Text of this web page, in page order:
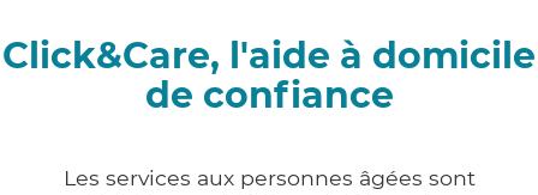
Click&Care, l'aide à domicile
de confiance
Les services aux personnes âgées sont